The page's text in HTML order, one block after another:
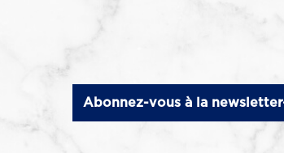
Abonnez-vous à la newsletter